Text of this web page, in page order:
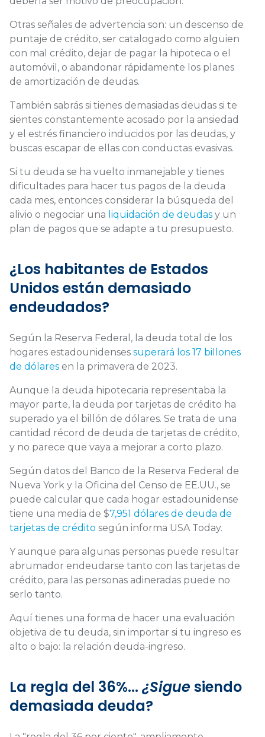
Otras señales de advertencia son: un descenso de
puntaje de crédito, ser catalogado como alguien
con mal crédito, dejar de pagar la hipoteca o el
automóvil, o abandonar rápidamente los planes
de amortización de deudas.
También sabrás si tienes demasiadas deudas si te
sientes constantemente acosado por la ansiedad
y el estrés financiero inducidos por las deudas, y
buscas escapar de ellas con conductas evasivas.
Si tu deuda se ha vuelto inmanejable y tienes
dificultades para hacer tus pagos de la deuda
cada mes, entonces considerar la búsqueda del
alivio o negociar una liquidación de deudas y un
plan de pagos que se adapte a tu presupuesto.
¿Los habitantes de Estados
Unidos están demasiado
endeudados?
Según la Reserva Federal, la deuda total de los
hogares estadounidenses superará los 17 billones
de dólares en la primavera de 2023.
Aunque la deuda hipotecaria representaba la
mayor parte, la deuda por tarjetas de crédito ha
superado ya el billón de dólares. Se trata de una
cantidad récord de deuda de tarjetas de crédito,
y no parece que vaya a mejorar a corto plazo.
Según datos del Banco de la Reserva Federal de
Nueva York y la Oficina del Censo de EE.UU., se
puede calcular que cada hogar estadounidense
tiene una media de $7,951 dólares de deuda de
tarjetas de crédito según informa USA Today.
Y aunque para algunas personas puede resultar
abrumador endeudarse tanto con las tarjetas de
crédito, para las personas adineradas puede no
serlo tanto.
Aquí tienes una forma de hacer una evaluación
objetiva de tu deuda, sin importar si tu ingreso es
alto o bajo: la relación deuda-ingreso.
La regla del 36%... ¿Siguesiendo
demasiada deuda?